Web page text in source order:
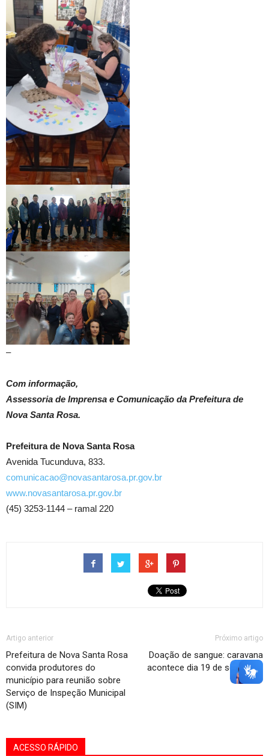
–
Com informação,
Assessoria de Imprensa e Comunicação da Prefeitura de
Nova Santa Rosa.
Prefeitura de Nova Santa Rosa
Avenida Tucunduva, 833.
comunicacao@novasantarosa.pr.gov.br
www.novasantarosa.pr.gov.br
(45) 3253-1144 – ramal 220
Artigo anterior
Prefeitura de Nova Santa Rosa
convida produtores do
município para reunião sobre
Serviço de Inspeção Municipal
(SIM)
Próximo artigo
Doação de sangue: caravana
acontece dia 19 de setembro
ACESSO RÁPIDO